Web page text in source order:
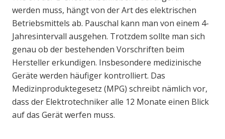
werden muss, hängt von der Art des elektrischen
Betriebsmittels ab. Pauschal kann man von einem 4-
Jahresintervall ausgehen. Trotzdem sollte man sich
genau ob der bestehenden Vorschriften beim
Hersteller erkundigen. Insbesondere medizinische
Geräte werden häufiger kontrolliert. Das
Medizinproduktegesetz (MPG) schreibt nämlich vor,
dass der Elektrotechniker alle 12 Monate einen Blick
auf das Gerät werfen muss.